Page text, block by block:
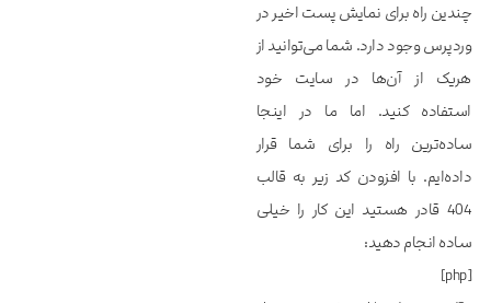
چندین راه برای نمایش پست اخیر در
وردپرس وجود دارد. شما می‌توانید از
هریک از آن‌ها در سایت خود
استفاده کنید. اما ما در اینجا
ساده‌ترین راه را برای شما قرار
داده‌ایم. با افزودن کد زیر به قالب
404 قادر هستید این کار را خیلی
ساده انجام دهید:
[php]